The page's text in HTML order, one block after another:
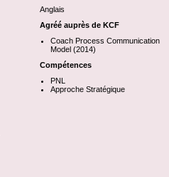
Anglais
Agréé auprès de KCF
Coach Process Communication
Model (2014)
Compétences
PNL
Approche Stratégique